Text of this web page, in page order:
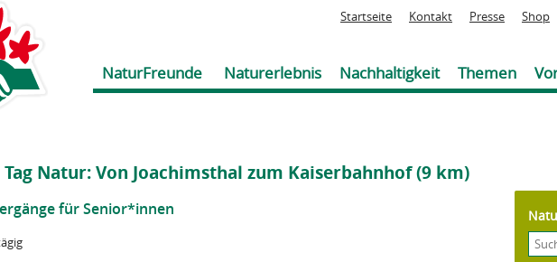
Jump to navigation
Startseite Kontakt Presse Shop
NaturFreunde Naturerlebnis Nachhaltigkeit Themen
Tag Natur: Von Joachimsthal zum Kaiserbahnhof (9 km)
für Senior*innen